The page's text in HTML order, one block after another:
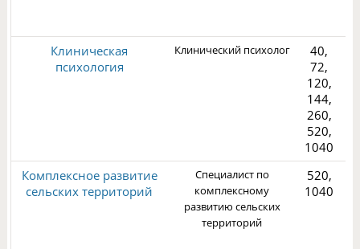
Клиническая
психология
Клинический психолог
40,
72,
120,
144,
260,
520,
1040
Комплексное развитие
сельских территорий
Специалист по
комплексному
развитию сельских
территорий
520,
1040